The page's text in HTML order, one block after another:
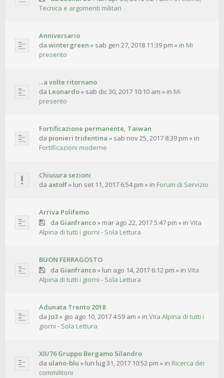
Tecnica e argomenti militari
Anniversario
da wintergreen » sab gen 27, 2018 11:39 pm » in Mi
presento
...a volte ritornano
da Leonardo» sab dic 30, 2017 10:10 am » in Mi
presento
Fortificazione permanente, Taiwan
da pionieri tridentina » sab nov 25, 2017 8:39 pm » in
Fortificazioni moderne
Chiusura sezioni
da axtolf» lun set 11, 2017 6:54 pm » in Forum di Servizio
Arriva Polifemo
da Gianfranco» mar ago 22, 2017 5:47 pm » in Vita
Alpina di tutti i giorni - Sola Lettura
BUON FERRAGOSTO
da Gianfranco» lun ago 14, 2017 6:12 pm » in Vita
Alpina di tutti i giorni - Sola Lettura
Adunata Trento 2018
da Jo3» gio ago 10, 2017 4:59 am » in Vita Alpina di tutti i
giorni - Sola Lettura
XII/76 Gruppo Bergamo Silandro
da ulano-blu » lun lug 31, 2017 10:52 pm » in Ricerca dei
commilitoni